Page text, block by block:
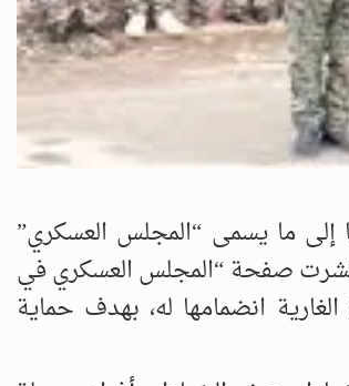
إلى ما يسمى “المجلس العسكري”
صفحة “المجلس العسكري في
انضمامها له، بهدف حماية